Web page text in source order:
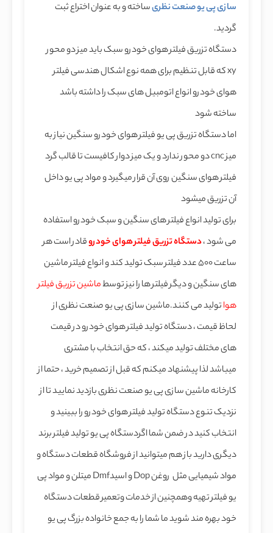
سازی پی یو صنعت نظریساخته و به عنوان اختراع ثبت
گردید.
دستگاه تزریق فیلتر هوای خودرو سبک باید میز دو محور
xy که قابل تنظیم برای همه نوع اشکال هندسی فیلتر
هوای خودرو انواع اتومبیل های سبک را داشته باشد
ساخته شود
اما دستگاه تزریق پی یو فیلتر هوای خودرو سنگین نیاز به
میز cnc دو محور ندارد و یک میز دوار کافیست تا قالب گرد
فیلتر هوای سنگین روی آن قرار میگیرد و مواد پی یو داخل
آن تزریق میشود
برای تولید انواع فیلتر های سنگین و سبک خودرو استفاده
می شود ،دستگاه تزریق فیلتر هوای خودروقادر است هر
ساعت 500 عدد فیلتر سبک تولید کند و انواع فیلتر ماشین
های سنگین و دیگر فیلتر ها را نیز توسطماشین تزریق فیلتر
هواتولید می کنند.ماشین سازی پی یو صنعت نظری از
لحاظ قیمت ، دستگاه تولید فیلتر هوای خودرو در قیمت
های مختلف تولید میکند ، که حق انتخاب با مشتری
میباشد لذا پیشنهاد میکنم که قبل از تصمیم خرید ، حتما از
کارخانه ماشین سازی پی یو صنعت نظری بازدید نمایید تا از
نزدیک تنوع دستگاه تولید فیلتر هوای خودرو را ببینید و
انتخاب کنید در ضمن شما اگردستگاه پی یو تولید فیلتر برند
دیگری دارید باز هم میتوانید از فروشگاه قطعات دستگاه و
مواد شیمیایی مثل ‌روغن Dop و اسیدDmf میتلن و مواد پی
یو فیلتر تهیه وهمچنین از خدمات وتعمیر قطعات دستگاه
خود بهره مند شوید ما شما را به جمع خانواده بزرگ پی یو